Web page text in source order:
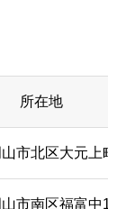
所在地
市北区大元上町
市南区福富中1-